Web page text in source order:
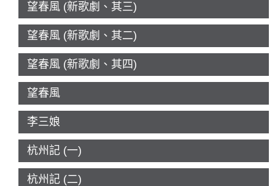
望春風 (新歌劇、其三)
望春風 (新歌劇、其二)
望春風 (新歌劇、其四)
望春風
李三娘
杭州記 (一)
杭州記 (二)